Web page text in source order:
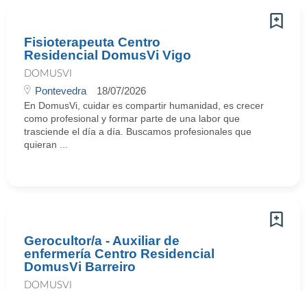
Fisioterapeuta Centro
Residencial DomusVi Vigo
DOMUSVI
Pontevedra 18/07/2026
En DomusVi, cuidar es compartir humanidad, es crecer
como profesional y formar parte de una labor que
trasciende el día a día. Buscamos profesionales que
quieran ...
Gerocultor/a - Auxiliar de
enfermería Centro Residencial
DomusVi Barreiro
DOMUSVI